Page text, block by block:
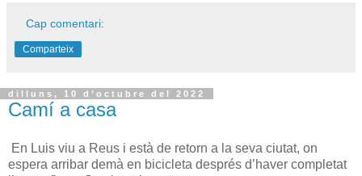
Cap comentari:
Comparteix
dilluns, 10 d’octubre del 2022
Camí a casa
En Luis viu a Reus i està de retorn a la seva ciutat, on
espera arribar demà en bicicleta després d’haver completat